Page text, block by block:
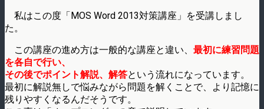
私はこの度「MOS Word 2013対策講座」を受講しまし
た。
この講座の進め方は一般的な講座と違い、 最初に練習問題
を各自で行い、
その後でポイント解説、解答という流れになっています。
最初に解説無しで悩みながら問題を解くことで、より記憶に
残りやすくなるんだそうです。